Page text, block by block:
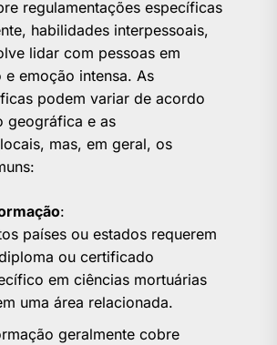
regulamentações específicas
habilidades interpessoais,
lidar com pessoas em
emoção intensa. As
podem variar de acordo
geográfica e as
mas, em geral, os
:
países ou estados requerem
ou certificado
em ciências mortuárias
uma área relacionada.
geralmente cobre